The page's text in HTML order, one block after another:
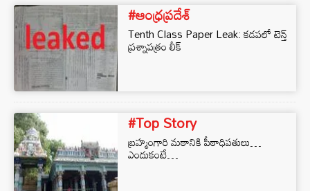
#ఆంధ్రప్రదేశ్
Tenth Class Paper Leak: కడపలో టెన్త్
ప్రశ్నాపత్రం లీక్
#Top Story
బ్ర‌హ్మంగారి మ‌ఠానికి పీఠాధిప‌తులు…
ఎందుకంటే…